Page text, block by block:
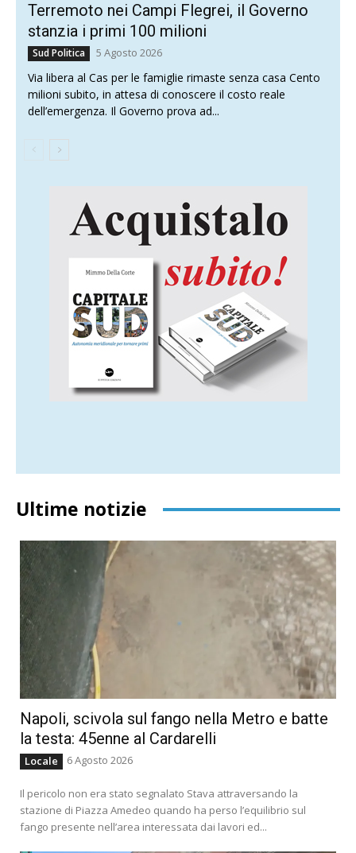
Terremoto nei Campi Flegrei, il Governo
stanzia i primi 100 milioni
Sud Politica 5 Agosto 2026
Via libera al Cas per le famiglie rimaste senza casa Cento
milioni subito, in attesa di conoscere il costo reale
dell’emergenza. Il Governo prova ad...
Ultime notizie
Napoli, scivola sul fango nella Metro e batte
la testa: 45enne al Cardarelli
Locale 6 Agosto 2026
Il pericolo non era stato segnalato Stava attraversando la
stazione di Piazza Amedeo quando ha perso l’equilibrio sul
fango presente nell’area interessata dai lavori ed...